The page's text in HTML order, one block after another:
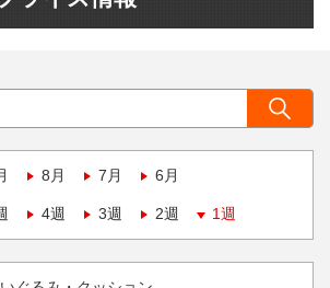
8月 7月 6月
4週 3週 2週 1週